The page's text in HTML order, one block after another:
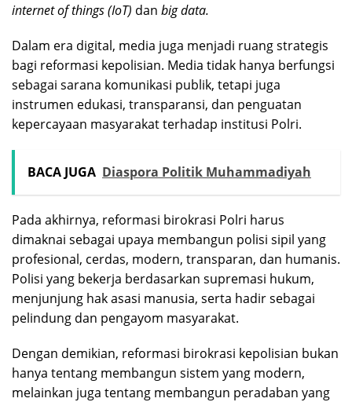
internet of things (IoT) dan big data.
Dalam era digital, media juga menjadi ruang strategis
bagi reformasi kepolisian. Media tidak hanya berfungsi
sebagai sarana komunikasi publik, tetapi juga
instrumen edukasi, transparansi, dan penguatan
kepercayaan masyarakat terhadap institusi Polri.
BACA JUGA Diaspora Politik Muhammadiyah
Pada akhirnya, reformasi birokrasi Polri harus
dimaknai sebagai upaya membangun polisi sipil yang
profesional, cerdas, modern, transparan, dan humanis.
Polisi yang bekerja berdasarkan supremasi hukum,
menjunjung hak asasi manusia, serta hadir sebagai
pelindung dan pengayom masyarakat.
Dengan demikian, reformasi birokrasi kepolisian bukan
hanya tentang membangun sistem yang modern,
melainkan juga tentang membangun peradaban yang